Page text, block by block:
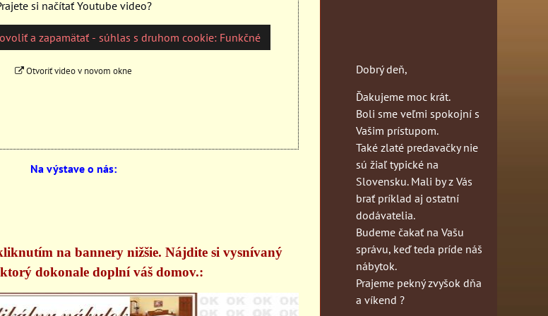
si načítať Youtube video?
a zapamätať - súhlas s druhom cookie: Funkčné
Otvoriť video v novom okne
Na výstave o nás:
na bannery nižšie. Nájdite si vysnívaný
dokonale doplní váš domov.:
Dobrý deň,
Ďakujeme moc krát.
Boli sme veľmi spokojní s
Vašim prístupom.
Také zlaté predavačky nie
sú žiaľ typické na
Slovensku. Mali by z Vás
brať príklad aj ostatní
dodávatelia.
Budeme čakať na Vašu
správu, keď teda príde náš
nábytok.
Prajeme pekný zvyšok dňa
a víkend ?